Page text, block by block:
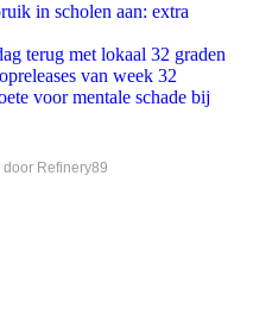
in scholen aan: extra
terug met lokaal 32 graden
van week 32
voor mentale schade bij
Refinery89